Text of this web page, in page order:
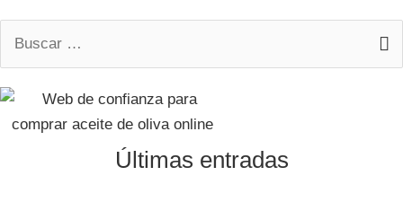
Últimas entradas